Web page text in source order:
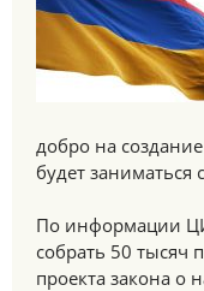
добро на
будет заниматься
По информации
собрать 50 тысяч
проекта закона о